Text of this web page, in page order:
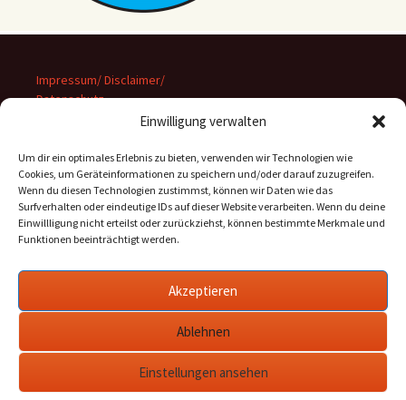
Einwilligung verwalten
Um dir ein optimales Erlebnis zu bieten, verwenden wir Technologien wie
Cookies, um Geräteinformationen zu speichern und/oder darauf zuzugreifen.
Wenn du diesen Technologien zustimmst, können wir Daten wie das
Surfverhalten oder eindeutige IDs auf dieser Website verarbeiten. Wenn du deine
Einwillligung nicht erteilst oder zurückziehst, können bestimmte Merkmale und
Funktionen beeinträchtigt werden.
Akzeptieren
Ablehnen
Einstellungen ansehen
Impressum/ Disclaimer/
Datenschutz
Suchen
nach:
Archiv